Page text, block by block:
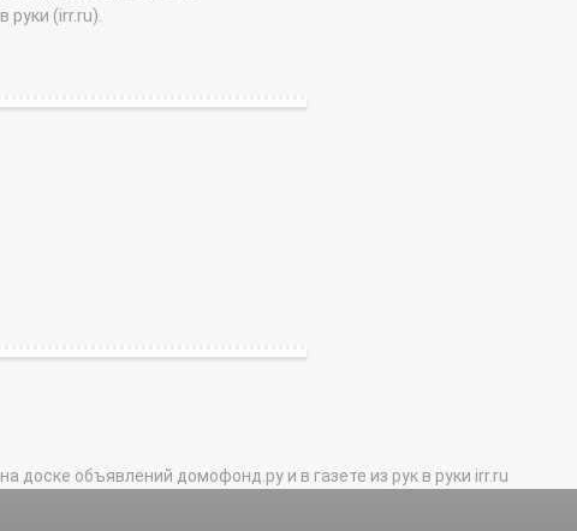
руки (irr.ru).
доске объявлений домофонд.ру и в газете из рук в руки irr.ru